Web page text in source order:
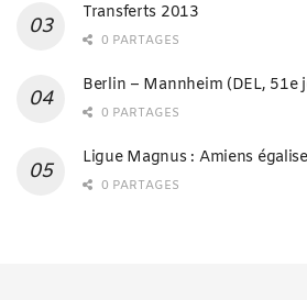
Transferts 2013
0 PARTAGES
Berlin – Mannheim (DEL, 51e
0 PARTAGES
Ligue Magnus : Amiens
0 PARTAGES